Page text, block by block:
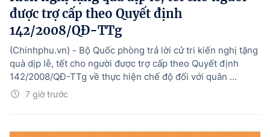
được trợ cấp theo Quyết định
142/2008/QĐ-TTg
7 giờ trước
(Chinhphu.vn) - Bộ Quốc phòng trả lời cử tri kiến nghị tặng
quà dịp lễ, tết cho người được trợ cấp theo Quyết định
142/2008/QĐ-TTg về thực hiện chế độ đối với quân ...